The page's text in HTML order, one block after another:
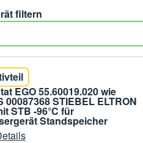
filtern
EGO 55.60019.020 wie
00087368 STIEBEL ELTRON
STB -96°C für
Standspeicher